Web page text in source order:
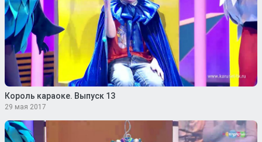
Король караоке. Выпуск 13
29 мая 2017